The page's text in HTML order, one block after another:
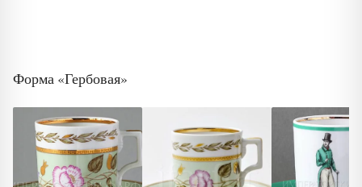
Форма «Гербовая»